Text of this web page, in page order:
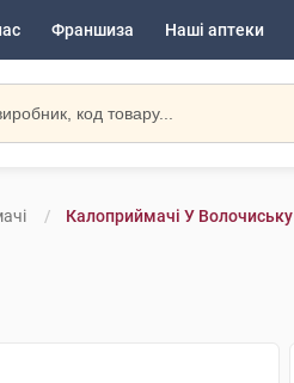
Франшиза Наші аптеки
Калоприймачі У Волочиську